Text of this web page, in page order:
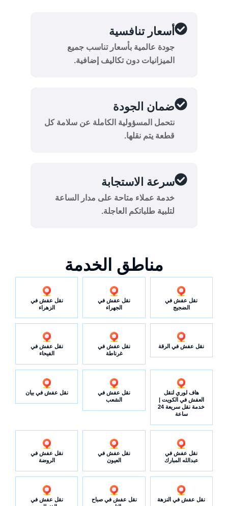
أسعار تنافسية
جودة عالمية بأسعار تناسب جميع
الميزانيات دون تكاليف إضافية.
ضمان الجودة
نتحمل المسؤولية الكاملة عن سلامة كل
قطعة يتم نقلها.
سرعة الاستجابة
خدمة عملاء متاحة على مدار الساعة
لتلبية طلباتكم العاجلة.
مناطق الخدمة
نقل عفش في
الضجيج
نقل عفش في
الجهراء
نقل عفش في
الزهراء
نقل عفش في الرقة
نقل عفش في
غرناطة
نقل عفش في
الفيحاء
هاف لوري لنقل
العفش في الكويت |
خدمة نقل سريعة 24
ساعة
نقل عفش في
الشعب
نقل عفش في بيان
نقل عفش في
عبدالله المبارك
نقل عفش في
العيون
نقل عفش في
الروضة
نقل عفش في النزهة
نقل عفش في صباح
نقل عفش في